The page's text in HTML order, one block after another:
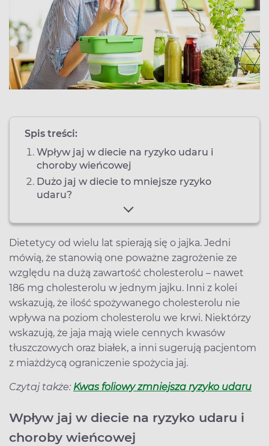
Spis treści:
Wpływ jaj w diecie na ryzyko udaru i
choroby wieńcowej
Dużo jaj w diecie to mniejsze ryzyko
udaru?
Dietetycy od wielu lat spierają się o jajka. Jedni
mówią, że stanowią one poważne zagrożenie ze
względu na dużą zawartość cholesterolu – nawet
186 mg cholesterolu w jednym jajku. Inni z kolei
wskazują, że ilość spożywanego cholesterolu nie
wpływa na poziom cholesterolu we krwi. Niektórzy
wskazują, że jaja mają wiele cennych kwasów
tłuszczowych oraz białek, a inni sugerują pacjentom
z miażdżycą ograniczenie spożycia jaj.
Czytaj także: Kwas foliowy zmniejsza ryzyko udaru
Wpływ jaj w diecie na ryzyko udaru i
choroby wieńcowej